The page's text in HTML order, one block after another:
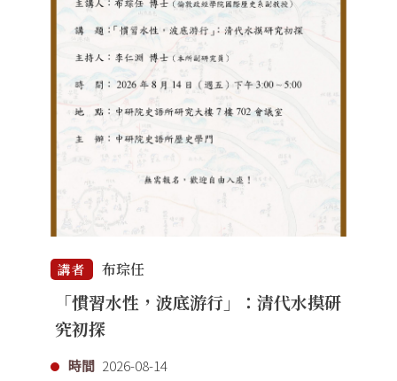
講者 布琮任
「慣習水性，波底游行」：清代水摸研
究初探
時間 2026-08-14